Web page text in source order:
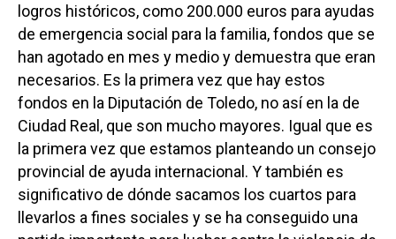
logros históricos, como 200.000 euros para ayudas
de emergencia social para la familia, fondos que se
han agotado en mes y medio y demuestra que eran
necesarios. Es la primera vez que hay estos
fondos en la Diputación de Toledo, no así en la de
Ciudad Real, que son mucho mayores. Igual que es
la primera vez que estamos planteando un consejo
provincial de ayuda internacional. Y también es
significativo de dónde sacamos los cuartos para
llevarlos a fines sociales y se ha conseguido una